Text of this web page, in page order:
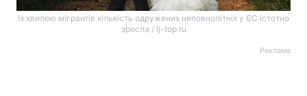
Із хвилею мігрантів кількість одружених неповнолітніх у ЄС істотно
зросла / lj-top.ru
Реклама